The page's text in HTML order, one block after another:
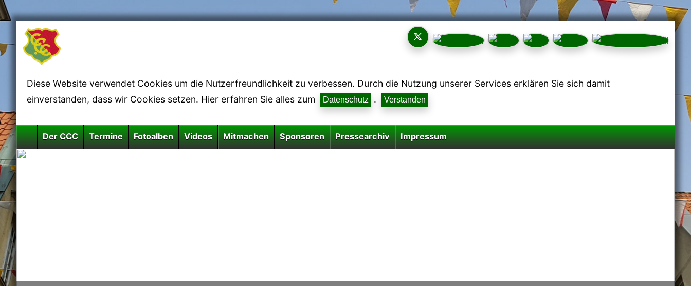
Diese Website verwendet Cookies um die Nutzerfreundlichkeit zu verbessen. Durch die Nutzung unserer Services erklären Sie sich damit
einverstanden, dass wir Cookies setzen. Hier erfahren Sie alles zum
Datenschutz . Verstanden
Der CCC Termine Fotoalben Videos Mitmachen Sponsoren Pressearchiv Impressum